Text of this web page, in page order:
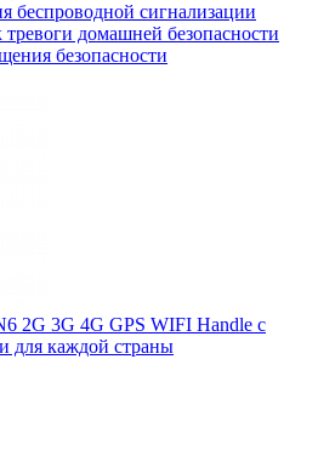
беспроводной сигнализации
тревоги домашней безопасности
безопасности
2G 3G 4G GPS WIFI Handle с
для каждой страны